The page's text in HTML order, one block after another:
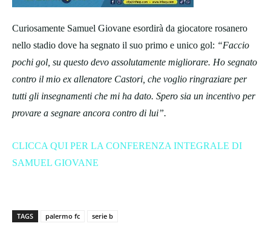
Curiosamente Samuel Giovane esordirà da giocatore rosanero
nello stadio dove ha segnato il suo primo e unico gol: “Faccio
pochi gol, su questo devo assolutamente migliorare. Ho segnato
contro il mio ex allenatore Castori, che voglio ringraziare per
tutti gli insegnamenti che mi ha dato. Spero sia un incentivo per
provare a segnare ancora contro di lui”.
CLICCA QUI PER LA CONFERENZA INTEGRALE DI
SAMUEL GIOVANE
TAGS palermo fc serie b